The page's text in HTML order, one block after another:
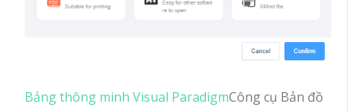
Bảng thông minh Visual ParadigmCông cụ Bản đồ